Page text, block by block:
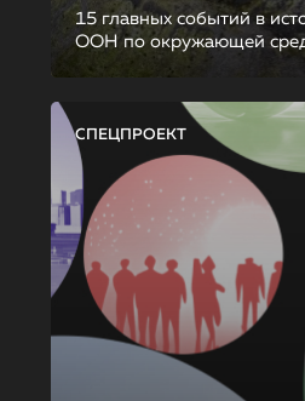
15 главных событий в
ООН по окружающей
СПЕЦПРОЕКТ